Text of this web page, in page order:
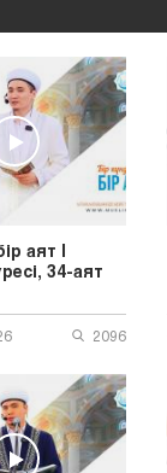
аят |
34-аят
2096